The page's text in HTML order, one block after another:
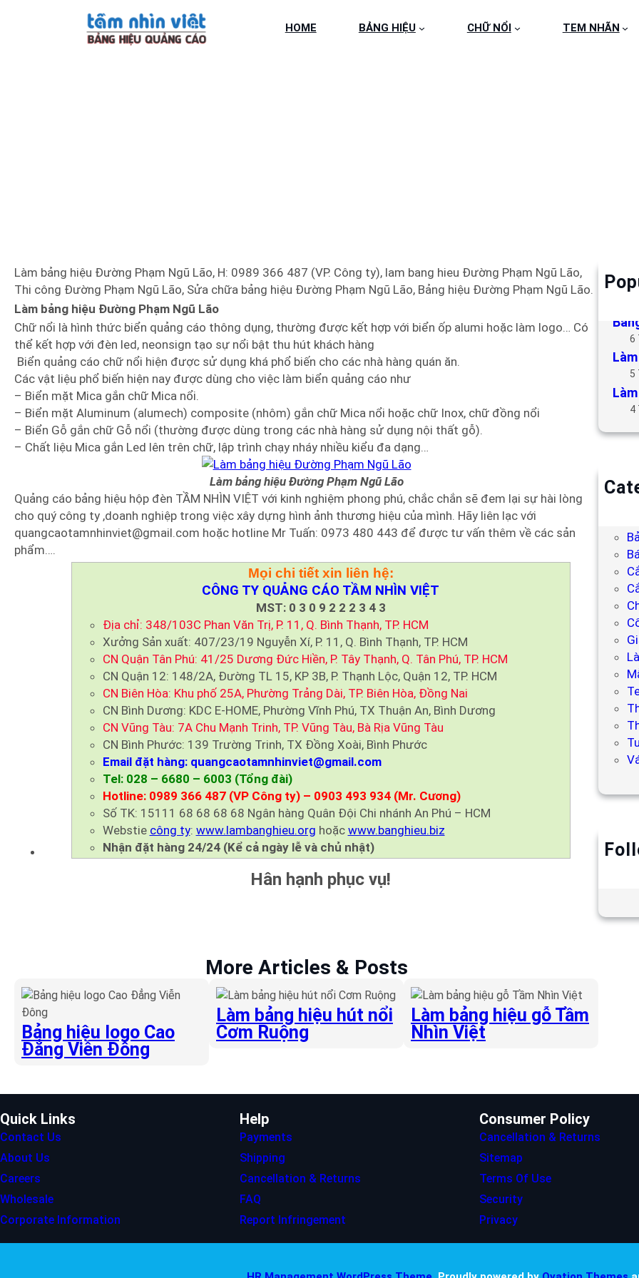
HOME BẢNG HIỆU CHỮ NỔI TEM NHÃN
Làm bảng hiệu Đường Phạm Ngũ Lão, H: 0989 366 487 (VP. Công ty), lam bang hieu Đường Phạm Ngũ Lão,
Thi công Đường Phạm Ngũ Lão, Sửa chữa bảng hiệu Đường Phạm Ngũ Lão, Bảng hiệu Đường Phạm Ngũ Lão.
Làm bảng hiệu Đường Phạm Ngũ Lão
Chữ nổi là hình thức biển quảng cáo thông dụng, thường được kết hợp với biển ốp alumi hoặc làm logo… Có
thể kết hợp với đèn led, neonsign tạo sự nổi bật thu hút khách hàng
Biển quảng cáo chữ nổi hiện được sử dụng khá phổ biến cho các nhà hàng quán ăn.
Các vật liệu phổ biến hiện nay được dùng cho việc làm biển quảng cáo như
– Biển mặt Mica gắn chữ Mica nổi.
– Biển mặt Aluminum (alumech) composite (nhôm) gắn chữ Mica nổi hoặc chữ Inox, chữ đồng nổi
– Biển Gỗ gắn chữ Gỗ nổi (thường được dùng trong các nhà hàng sử dụng nội thất gỗ).
– Chất liệu Mica gắn Led lên trên chữ, lập trình chạy nháy nhiều kiểu đa dạng…
Làm bảng hiệu Đường Phạm Ngũ Lão
Quảng cáo bảng hiệu hộp đèn TẦM NHÌN VIỆT với kinh nghiệm phong phú, chắc chắn sẽ đem lại sự hài lòng
cho quý công ty ,doanh nghiệp trong việc xây dựng hình ảnh thương hiệu của mình. Hãy liên lạc với
quangcaotamnhinviet@gmail.com hoặc hotline Mr Tuấn: 0973 480 443 để được tư vấn thêm về các sản
phẩm….
Mọi chi tiết xin liên hệ:
CÔNG TY QUẢNG CÁO TẦM NHÌN VIỆT
MST: 0 3 0 9 2 2 2 3 4 3
Địa chỉ: 348/103C Phan Văn Trị, P. 11, Q. Bình Thạnh, TP. HCM
Xưởng Sản xuất: 407/23/19 Nguyễn Xí, P. 11, Q. Bình Thạnh, TP. HCM
CN Quận Tân Phú: 41/25 Dương Đức Hiền, P. Tây Thạnh, Q. Tân Phú, TP. HCM
CN Quận 12: 148/2A, Đường TL 15, KP 3B, P. Thạnh Lộc, Quận 12, TP. HCM
CN Biên Hòa: Khu phố 25A, Phường Trảng Dài, TP. Biên Hòa, Đồng Nai
CN Bình Dương: KDC E-HOME, Phường Vĩnh Phú, TX Thuận An, Bình Dương
CN Vũng Tàu: 7A Chu Mạnh Trinh, TP. Vũng Tàu, Bà Rịa Vũng Tàu
CN Bình Phước: 139 Trường Trinh, TX Đồng Xoài, Bình Phước
Email đặt hàng: quangcaotamnhinviet@gmail.com
Tel: 028 – 6680 – 6003 (Tổng đài)
Hotline: 0989 366 487 (VP Công ty) – 0903 493 934 (Mr. Cương)
Số TK: 15111 68 68 68 68 Ngân hàng Quân Đội Chi nhánh An Phú – HCM
Webstie công ty: www.lambanghieu.org hoặc www.banghieu.biz
Nhận đặt hàng 24/24 (Kể cả ngày lễ và chủ nhật)
Hân hạnh phục vụ!
More Articles & Posts
Bảng hiệu logo Cao
Đẳng Viễn Đông
Làm bảng hiệu hút nổi
Cơm Ruộng
Làm bảng hiệu gỗ Tầm
Nhìn Việt
6
5
4
Quick Links
Contact Us
About Us
Careers
Wholesale
Corporate Information
Help
Payments
Shipping
Cancellation & Returns
FAQ
Report Infringement
Consumer Policy
Cancellation & Returns
Sitemap
Terms Of Use
Security
Privacy